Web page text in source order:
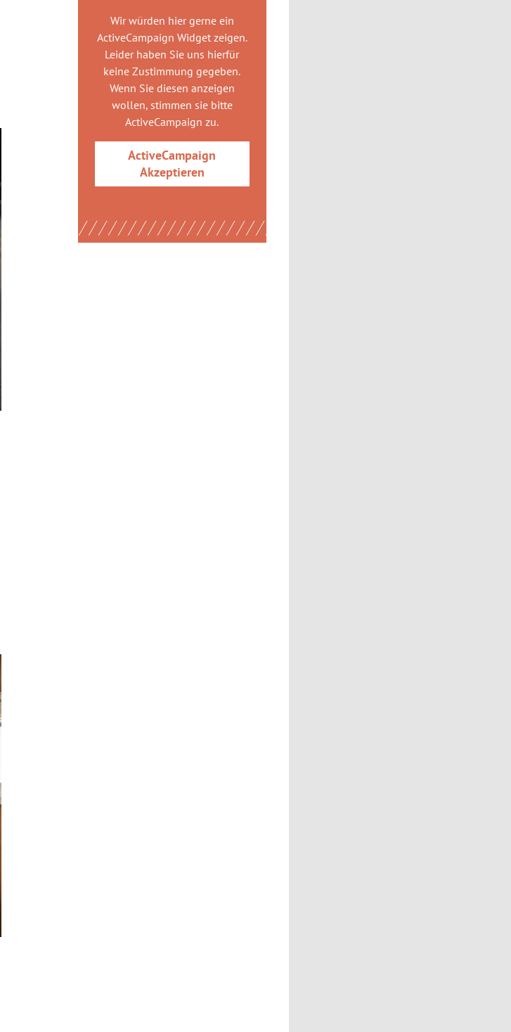
Wir würden hier gerne ein
ActiveCampaign Widgetzeigen.
Leider haben Sie uns hierfür
keine Zustimmung gegeben.
Wenn Sie diesen anzeigen
wollen, stimmen sie bitte
ActiveCampaign zu.
ActiveCampaign
Akzeptieren